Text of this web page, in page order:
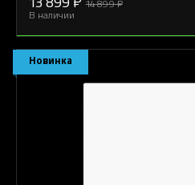
14 899 ₽
В наличии
Новинка